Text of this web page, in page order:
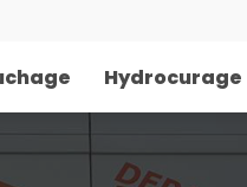
Hydrocurage